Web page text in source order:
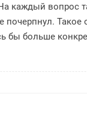
каждый вопрос
почерпнул.
бы больше